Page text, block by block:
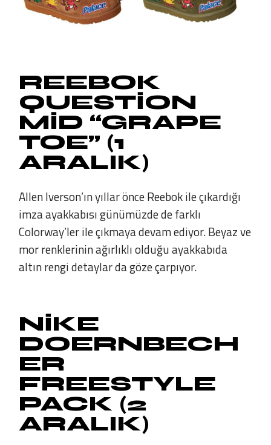
REEBOK
QUESTION
MID “GRAPE
TOE” (1
ARALIK)
Allen Iverson’ın yıllar önce Reebok ile çıkardığı
imza ayakkabısı günümüzde de farklı
Colorway’ler ile çıkmaya devam ediyor. Beyaz ve
mor renklerinin ağırlıklı olduğu ayakkabıda
altın rengi detaylar da göze çarpıyor.
NIKE
DOERNBECH
ER
FREESTYLE
PACK (2
ARALIK)